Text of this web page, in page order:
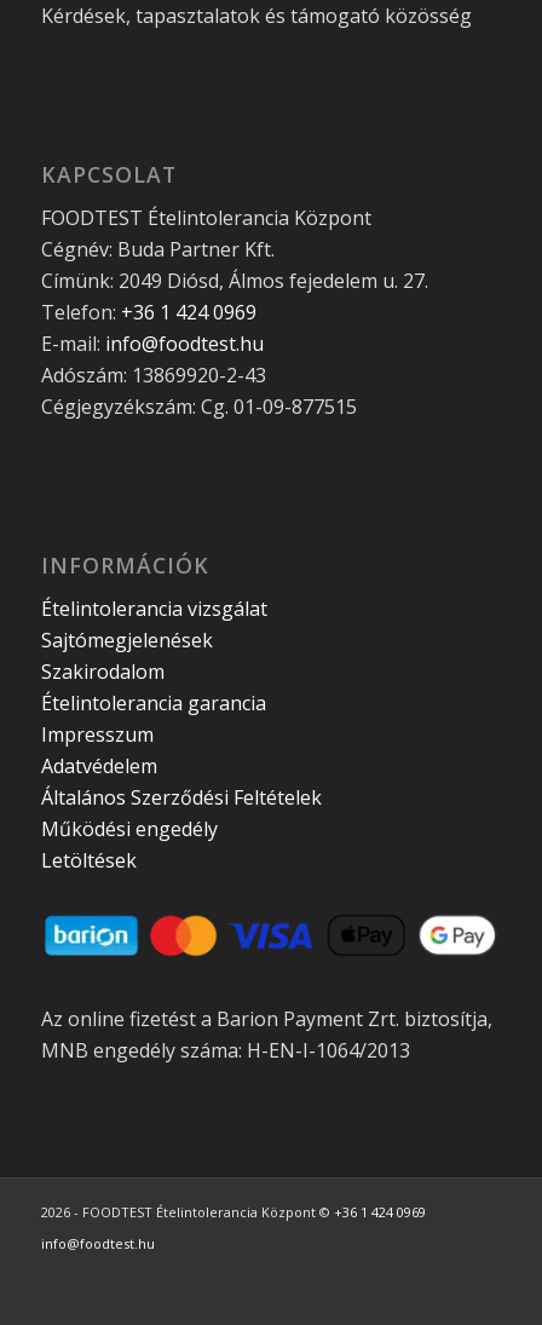
Kérdések, tapasztalatok és támogató közösség
KAPCSOLAT
FOODTEST Ételintolerancia Központ
Cégnév: Buda Partner Kft.
Címünk: 2049 Diósd, Álmos fejedelem u. 27.
Telefon: +36 1 424 0969
E-mail: info@foodtest.hu
Adószám: 13869920-2-43
Cégjegyzékszám: Cg. 01-09-877515
INFORMÁCIÓK
Ételintolerancia vizsgálat
Sajtómegjelenések
Szakirodalom
Ételintolerancia garancia
Impresszum
Adatvédelem
Általános Szerződési Feltételek
Működési engedély
Letöltések
Az online fizetést a Barion Payment Zrt. biztosítja,
MNB engedély száma: H-EN-I-1064/2013
2026 - FOODTEST Ételintolerancia Központ © +36 1 424 0969
info@foodtest.hu